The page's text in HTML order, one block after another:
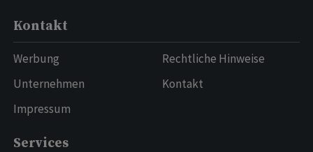
Kontakt
Werbung
Unternehmen
Impressum
Rechtliche Hinweise
Kontakt
Services